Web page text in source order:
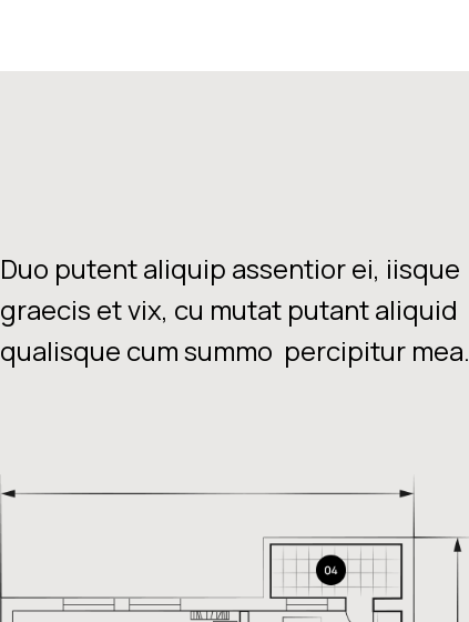
Duo putent aliquip assentior ei, iisque
graecis et vix, cu mutat putant aliquid
qualisque cum summo percipitur mea.